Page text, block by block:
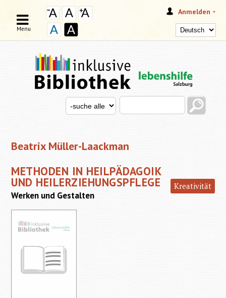
Anmelden
SUCHFORMULAR
Search this site
Search for
Menu
Beatrix Müller-Laackman
METHODEN IN HEILPÄDAGOIK
UND HEILERZIEHUNGSPFLEGE Kreativität
Werken und Gestalten